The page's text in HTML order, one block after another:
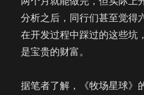
分析之后，同行们甚至觉得
在开发过程中踩过的这些坑
是宝贵的财富。
据笔者了解，《牧场星球》